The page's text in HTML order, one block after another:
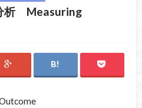
析 Measuring